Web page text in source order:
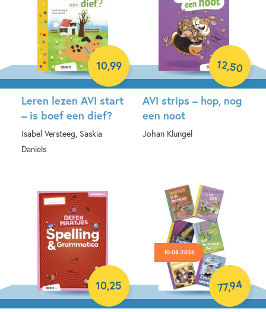
Leren lezen AVI start
– is boef een dief?
Isabel Versteeg, Saskia
Daniels
10,99
AVI strips – hop, nog
een noot
Johan Klungel
12,50
10,25
10-08-2026
77,94